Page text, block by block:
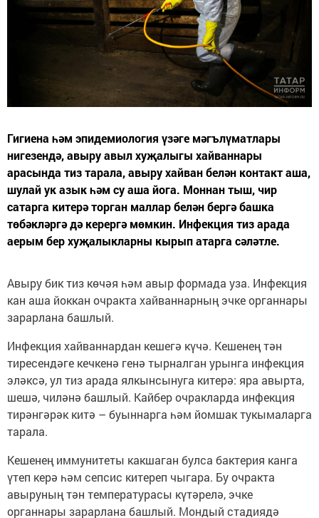
Гигиена һәм эпидемиология үзәге мәгълүматлары
нигезендә, авыру авыл хуҗалыгы хайваннары
арасында тиз тарала, авыру хайван белән контакт аша,
шулай ук азык һәм су аша йога. Моннан тыш, чир
сатарга китерә торган маллар белән бергә башка
төбәкләргә дә керергә мөмкин. Инфекция тиз арада
аерым бер хуҗалыкларны кырып атарга сәләтле.
Авыру бик тиз көчәя һәм авыр формада уза. Инфекция
кан аша йоккан очракта хайваннарның эчке органнары
зарарлана башлый.
Инфекция хайваннардан кешегә күчә. Кешенең тән
тиресендәге кечкенә генә тырналган урынга инфекция
эләксә, ул тиз арада ялкынсынуга китерә: яра авырта,
шешә, чиләнә башлый. Кайбер очракларда инфекция
тирәнгәрәк китә – буыннарга һәм йомшак тукымаларга
тарала.
Кешенең иммунитеты какшаган булса бактерия канга
үтеп керә һәм сепсис китереп чыгара. Бу очракта
авыруның тән температурасы күтәрелә, эчке
органнары зарарлана башлый. Мондый стадиядә